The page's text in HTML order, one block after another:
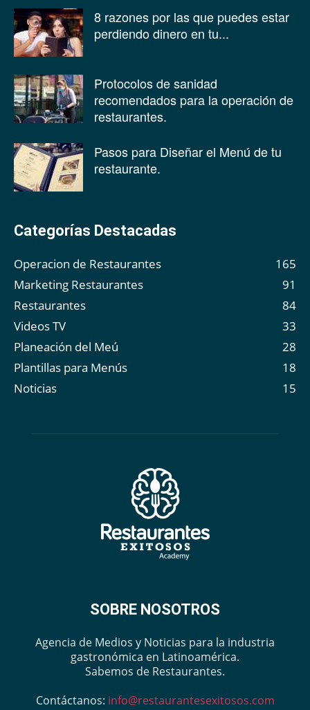
8 razones por las que puedes estar
perdiendo dinero en tu...
Protocolos de sanidad
recomendados para la operación de
restaurantes.
Pasos para Diseñar el Menú de tu
restaurante.
Categorías Destacadas
Operacion de Restaurantes
165
Marketing Restaurantes
91
Restaurantes
84
Videos TV
33
Planeación del Meú
28
Plantillas para Menús
18
Noticias
15
SOBRE NOSOTROS
Agencia de Medios y Noticias para la industria
gastronómica en Latinoamérica.
Sabemos de Restaurantes.
Contáctanos: info@restaurantesexitosos.com